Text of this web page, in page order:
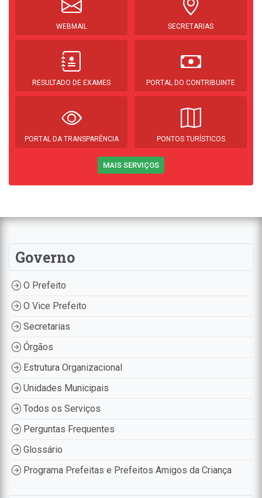
WEBMAIL SECRETARIAS
RESULTADO DE EXAMES PORTAL DO CONTRIBUINTE
PORTAL DA TRANSPARÊNCIA PONTOS TURÍSTICOS
MAIS SERVIÇOS
Governo
O Prefeito
O Vice Prefeito
Secretarias
Órgãos
Estrutura Organizacional
Unidades Municipais
Todos os Serviços
Perguntas Frequentes
Glossário
Programa Prefeitas e Prefeitos Amigos da Criança